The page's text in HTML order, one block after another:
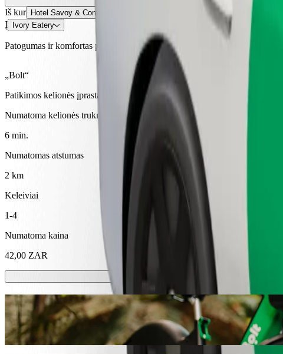
Iš kur Hotel Savoy & Conference Centre
Į Ivory Eatery
Patogumas ir komfortas pasiekiami vos keliais spustelėjimais!
„Bolt“
Patikimos kelionės įprastais vidutinio dydžio automobiliais
Numatoma kelionės trukmė
6 min.
Numatomas atstumas
2 km
Keleiviai
1-4
Numatoma kaina
42,00 ZAR
Paspirtukai ir el. dviračiai
Mieste keliaukite paspirtuku arba el. dviračiu
Atsisiųsti programėlę „Bolt“